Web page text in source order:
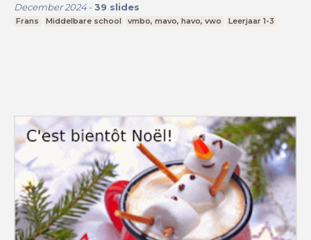
December 2024- 39 slides
Frans Middelbare school vmbo, mavo, havo, vwo Leerjaar 1-3